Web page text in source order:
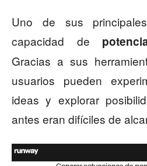
Uno de sus
capacidad de
Gracias a sus
usuarios pueden
ideas y explorar
antes eran difíciles de